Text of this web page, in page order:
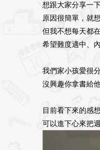
想跟大家分享一
原因很簡單，就
但我不想每天都
希望難度適中、
我們家小孩愛很
沒興趣你拿書給
目前看下來的感
可以進下心來把